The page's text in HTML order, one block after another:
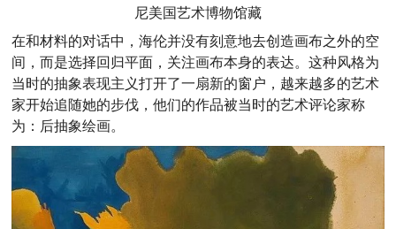
尼美国艺术博物馆藏
在和材料的对话中，海伦并没有刻意地去创造画布之外的空
间，而是选择回归平面，关注画布本身的表达。这种风格为
当时的抽象表现主义打开了一扇新的窗户，越来越多的艺术
家开始追随她的步伐，他们的作品被当时的艺术评论家称
为：后抽象绘画。